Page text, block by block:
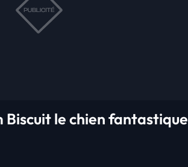
Biscuit le chien fantastique